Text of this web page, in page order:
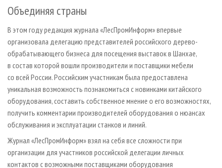
Объединяя страны
В этом году редакция журнала «ЛесПромИнформ» впервые
организовала делегацию представителей российского дерево­
обрабатывающего бизнеса для посещения выставок в Шанхае,
в состав которой вошли производители и поставщики мебели
со всей России. Российским участникам была предоставлена
уникальная возможность познакомиться с новинками китайского
оборудования, составить собственное мнение о его возможностях,
получить комментарии производителей оборудования о нюансах
обслуживания и эксплуатации станков и линий.
Журнал «ЛесПромИнформ» взял на себя все сложности при
организации для участников российской делегации личных
контактов с возможными поставщиками оборудования